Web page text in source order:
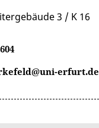
3 / K 16
erfurt.de